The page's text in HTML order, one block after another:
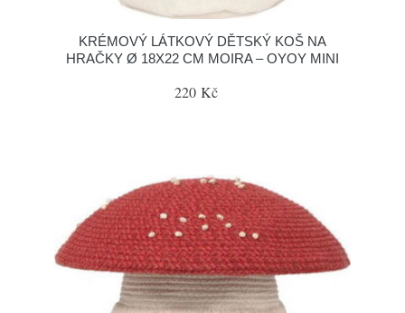
KRÉMOVÝ LÁTKOVÝ DĚTSKÝ KOŠ NA
HRAČKY Ø 18X22 CM MOIRA – OYOY MINI
220 Kč